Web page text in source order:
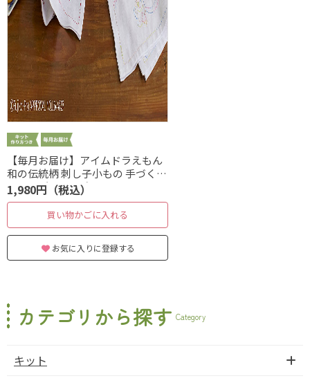
【毎月お届け】アイムドラえもん
和の伝統柄 刺し子小もの 手づくり
キット（Aコース）
1,980円（税込）
買い物かごに入れる
お気に入りに登録する
カテゴリから探す Category
キット